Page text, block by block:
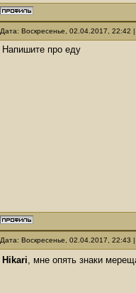
Дата: Воскресенье, 02.04.2017,
Напишите про еду
Дата: Воскресенье, 02.04.2017,
Hikari , мне опять знаки